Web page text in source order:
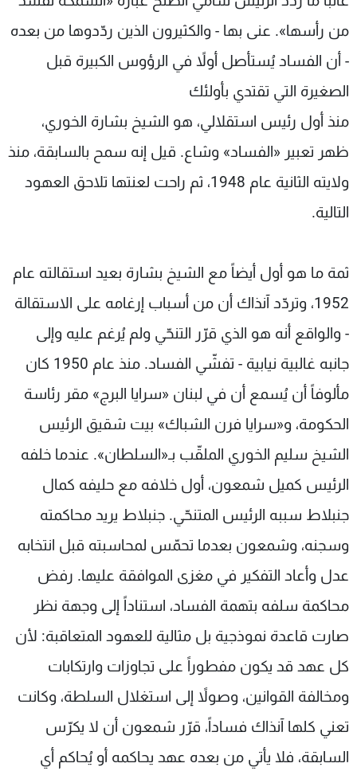
من رأسها». عنى بها - والكثيرون الذين ردّدوها من بعده
- أن الفساد يُستأصل أولاً في الرؤوس الكبيرة قبل
الصغيرة التي تقتدي بأولئك
منذ أول رئيس استقلالي، هو الشيخ بشارة الخوري،
ظهر تعبير «الفساد» وشاع. قيل إنه سمح بالسابقة، منذ
ولايته الثانية عام 1948، ثم راحت لعنتها تلاحق العهود
التالية.
ثمة ما هو أول أيضاً مع الشيخ بشارة بعيد استقالته عام
1952، وتردّد آنذاك أن من أسباب إرغامه على الاستقالة
- والواقع أنه هو الذي قرّر التنحّي ولم يُرغم عليه وإلى
جانبه غالبية نيابية - تفشّي الفساد. منذ عام 1950 كان
مألوفاً أن يُسمع أن في لبنان «سرايا البرج» مقر رئاسة
الحكومة، و«سرايا فرن الشباك» بيت شقيق الرئيس
الشيخ سليم الخوري الملقّب بـ«السلطان». عندما خلفه
الرئيس كميل شمعون، أول خلافه مع حليفه كمال
جنبلاط سببه الرئيس المتنحّي. جنبلاط يريد محاكمته
وسجنه، وشمعون بعدما تحمّس لمحاسبته قبل انتخابه
عدل وأعاد التفكير في مغزى الموافقة عليها. رفض
محاكمة سلفه بتهمة الفساد، استناداً إلى وجهة نظر
صارت قاعدة نموذجية بل مثالية للعهود المتعاقبة: لأن
كل عهد قد يكون مفطوراً على تجاوزات وارتكابات
ومخالفة القوانين، وصولاً إلى استغلال السلطة، وكانت
تعني كلها آنذاك فساداً، قرّر شمعون أن لا يكرّس
السابقة، فلا يأتي من بعده عهد يحاكمه أو يُحاكم أي
عن MTV
لاعلاناتكم
وظائف
شروط الإسـتخدام